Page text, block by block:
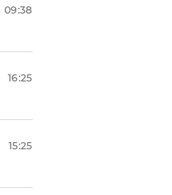
09:38
16:25
15:25